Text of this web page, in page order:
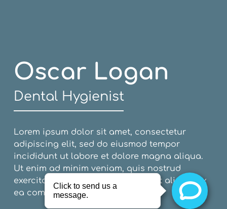
Oscar Logan
Dental Hygienist
Lorem ipsum dolor sit amet, consectetur
adipiscing elit, sed do eiusmod tempor
incididunt ut labore et dolore magna aliqua.
Ut enim ad minim veniam, quis nostrud
exercitation ullamco laboris nisi ut aliquip ex
ea commodo consequat.